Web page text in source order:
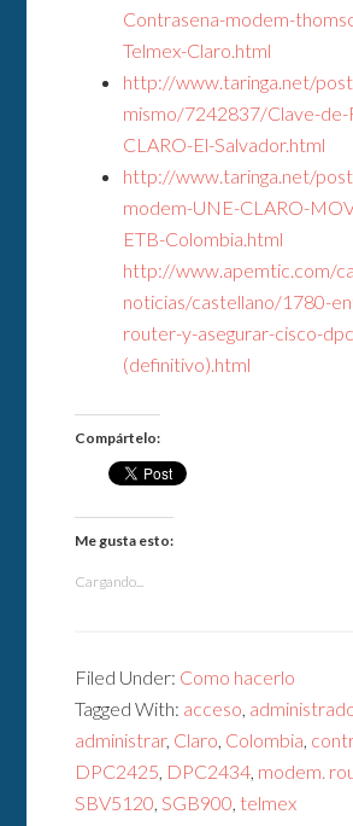
Contrasena-modem-
Telmex-Claro.html
http://www.taringa.net/
mismo/7242837/Clave-
CLARO-El-Salvador.html
http://www.taringa.net/
modem-UNE-CLARO-
ETB-Colombia.html
http://www.apemtic.com/
noticias/castellano/1780-
router-y-asegurar-cisco-
(definitivo).html
Compártelo:
Me gusta esto:
Cargando...
Filed Under: Como hacerlo
Tagged With: acceso,
administrar, Claro, Colombia,
DPC2425, DPC2434, modem.
SBV5120,SGB900, telmex